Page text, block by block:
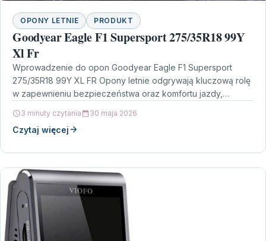
OPONY LETNIE PRODUKT
Goodyear Eagle F1 Supersport 275/35R18 99Y
Xl Fr
Wprowadzenie do opon Goodyear Eagle F1 Supersport
275/35R18 99Y XL FR Opony letnie odgrywają kluczową rolę
w zapewnieniu bezpieczeństwa oraz komfortu jazdy,
3 minuty czytania 30 maja 2026
Czytaj więcej